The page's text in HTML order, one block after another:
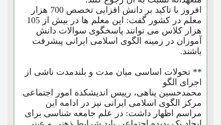
افروز با تاکید بر دانش افزایی تخصص 700 هزار
معلم در کشور گفت: این معلم ها در بیش از 105
هزار کلاس می توانند پاسخگوی سوالات دانش
آموزان در زمینه الگوی اسلامی ایرانی پیشرفت
باشند.
** تحولات اساسی میان مدت و بلندمدت ناشی از
اجرای الگو
محمدحسین پناهی، رییس اندیشکده امور اجتماعی
مرکز الگوی اسلامی ایرانی نیز در ادامه این
مراسم اظهار داشت: در علم جامعه شناسی برای